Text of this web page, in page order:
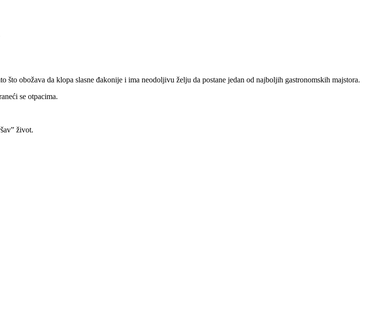
što obožava da klopa slasne đakonije i ima neodoljivu želju da postane jedan od najboljih gastronomskih majstora.
se otpacima.
život.